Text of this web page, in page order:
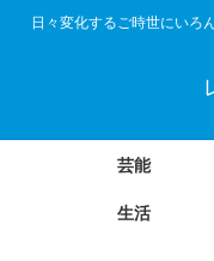
日々変化するご時世にいろ
芸能
生活